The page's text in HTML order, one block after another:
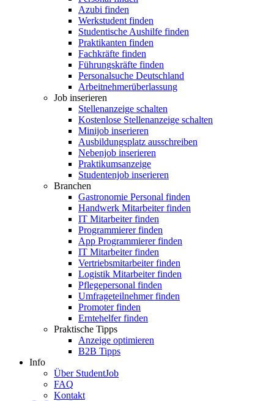
Azubi finden
Werkstudent finden
Studentische Aushilfe finden
Praktikanten finden
Fachkräfte finden
Führungskräfte finden
Personalsuche Deutschland
Arbeitnehmerüberlassung
Job inserieren
Stellenanzeige schalten
Kostenlose Stellenanzeige schalten
Minijob inserieren
Ausbildungsplatz ausschreiben
Nebenjob inserieren
Praktikumsanzeige
Studentenjob inserieren
Branchen
Gastronomie Personal finden
Handwerk Mitarbeiter finden
IT Mitarbeiter finden
Programmierer finden
App Programmierer finden
IT Mitarbeiter finden
Vertriebsmitarbeiter finden
Logistik Mitarbeiter finden
Pflegepersonal finden
Umfrageteilnehmer finden
Promoter finden
Erntehelfer finden
Praktische Tipps
Anzeige optimieren
B2B Tipps
Info
Über StudentJob
FAQ
Kontakt